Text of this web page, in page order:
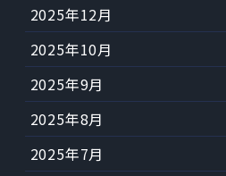
2025年12月
2025年10月
2025年9月
2025年8月
2025年7月